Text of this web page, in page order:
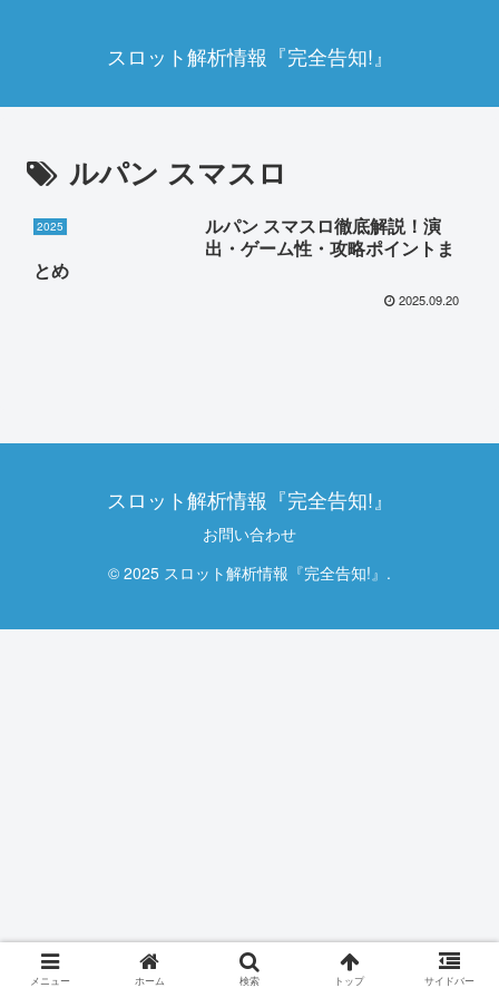
スロット解析情報『完全告知!』
ルパン スマスロ
2025
ルパン スマスロ徹底解説！演
出・ゲーム性・攻略ポイントま
とめ
2025.09.20
スロット解析情報『完全告知!』
お問い合わせ
© 2025 スロット解析情報『完全告知!』.
メニュー ホーム 検索 トップ サイドバー